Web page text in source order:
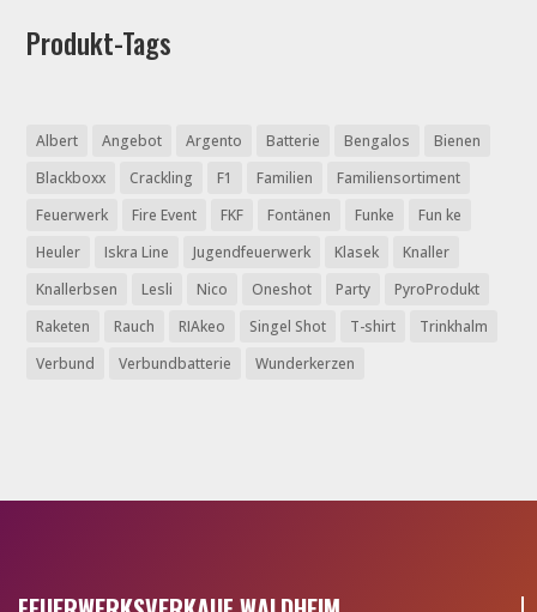
Produkt-Tags
Albert Angebot Argento Batterie Bengalos
Bienen
Blackboxx
Crackling F1 Familien
Familiensortiment
Feuerwerk
Fire Event FKF Fontänen Funke
Fun ke
Heuler
Iskra Line Jugendfeuerwerk Klasek
Knaller
Knallerbsen
Lesli Nico Oneshot Party
PyroProdukt
Raketen
Rauch RIAkeo Singel Shot T-shirt
Trinkhalm
Verbund
Verbundbatterie Wunderkerzen